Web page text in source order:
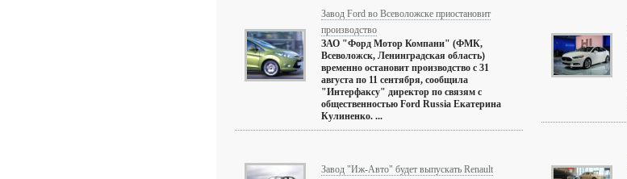
Завод Ford во Всеволожске приостановит
производство
ЗАО "Форд Мотор Компани" (ФМК,
Всеволожск, Ленинградская область)
временно остановит производство с 31
августа по 11 сентября, сообщила
"Интерфаксу" директор по связям с
общественностью Ford Russia Екатерина
Кулиненко. ...
Завод "Иж-Авто" будет выпускать Renault